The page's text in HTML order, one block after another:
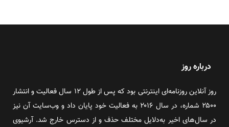
درباره روز
روز آنلاین روزنامه‌ای اینترنتی بود که پس از طول ۱۲ سال فعالیت و انتشار
۲۵۰۰ شماره، در سال ۲۰۱۶ به فعالیت خود پایان داد و وب‌سایت آن نیز
در سال‌های اخیر به‌دلایل مختلف حذف و از دسترس خارج شد. آرشیوی